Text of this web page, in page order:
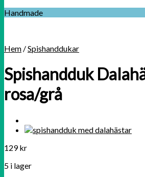
Handmade
Hem /Spishanddukar
Spishandduk
rosa/grå
129kr
5 i lager